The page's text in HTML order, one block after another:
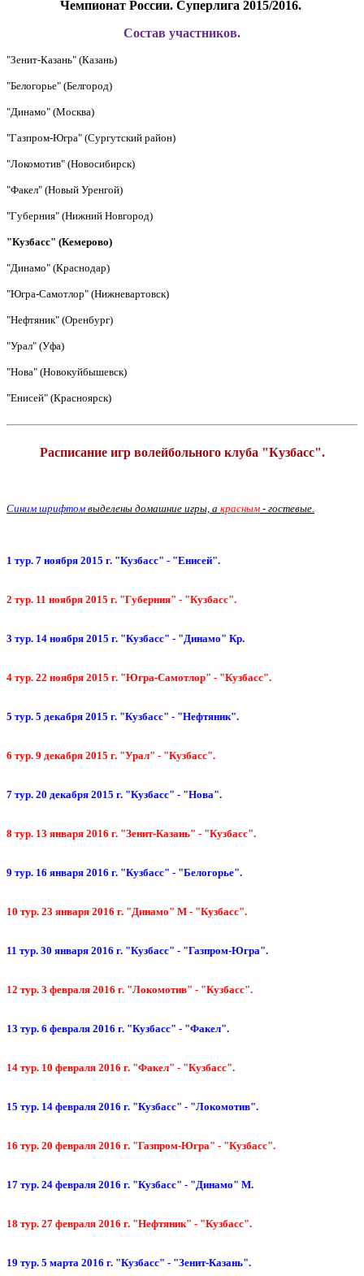
Чемпионат России. Суперлига 2015/2016.
Состав участников.
"Зенит-Казань" (Казань)
"Белогорье" (Белгород)
"Динамо" (Москва)
"Газпром-Югра" (Сургутский район)
"Локомотив" (Новосибирск)
"Факел" (Новый Уренгой)
"Губерния" (Нижний Новгород)
"Кузбасс" (Кемерово)
"Динамо" (Краснодар)
"Югра-Самотлор" (Нижневартовск)
"Нефтяник" (Оренбург)
"Урал" (Уфа)
"Нова" (Новокуйбышевск)
"Енисей" (Красноярск)
Расписание игр волейбольного клуба "Кузбасс".
Синим шрифтом выделены домашние игры, а красным - гостевые.
1 тур. 7 ноября 2015 г. "Кузбасс" - "Енисей".
2 тур. 11 ноября 2015 г. "Губерния" - "Кузбасс".
3 тур. 14 ноября 2015 г. "Кузбасс" - "Динамо" Кр.
4 тур. 22 ноября 2015 г. "Югра-Самотлор" - "Кузбасс".
5 тур. 5 декабря 2015 г. "Кузбасс" - "Нефтяник".
6 тур. 9 декабря 2015 г. "Урал" - "Кузбасс".
7 тур. 20 декабря 2015 г. "Кузбасс" - "Нова".
8 тур. 13 января 2016 г. "Зенит-Казань" - "Кузбасс".
9 тур. 16 января 2016 г. "Кузбасс" - "Белогорье".
10 тур. 23 января 2016 г. "Динамо" М - "Кузбасс".
11 тур. 30 января 2016 г. "Кузбасс" - "Газпром-Югра".
12 тур. 3 февраля 2016 г. "Локомотив" - "Кузбасс".
13 тур. 6 февраля 2016 г. "Кузбасс" - "Факел".
14 тур. 10 февраля 2016 г. "Факел" - "Кузбасс".
15 тур. 14 февраля 2016 г. "Кузбасс" - "Локомотив".
16 тур. 20 февраля 2016 г. "Газпром-Югра" - "Кузбасс".
17 тур. 24 февраля 2016 г. "Кузбасс" - "Динамо" М.
18 тур. 27 февраля 2016 г. "Нефтяник" - "Кузбасс".
19 тур. 5 марта 2016 г. "Кузбасс" - "Зенит-Казань".